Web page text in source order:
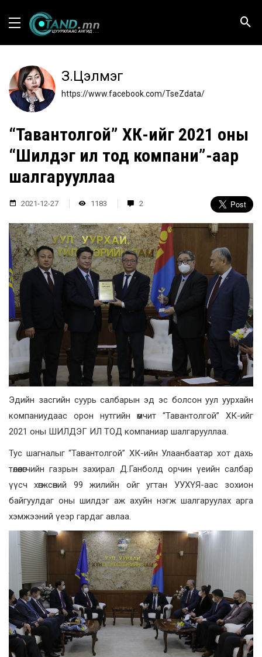
З.Цэлмэг
https://www.facebook.com/TseZdata/
“Тавантолгой” ХК-ийг 2021 оны
“Шилдэг ил тод компани”-аар
шалгарууллаа
2021-12-27 1183 2
Эдийн засгийн суурь салбарын эд эс болсон уул уурхайн
компаниудаас орон нутгийн өмчит “Тавантолгой” ХК-ийг
2021 оны ШИЛДЭГ ИЛ ТОД компаниар шалгарууллаа.
Тус шагналыг “Тавантолгой” ХК-ийн Улаанбаатар хот дахь
төлөөлөгчийн газрын захирал Д.Ганболд орчин үеийн салбар
үүсч хөгжсөний 99 жилийн ойг угтан УУХҮЯ-аас зохион
байгуулдаг оны шилдэг аж ахуйн нэгж шалгаруулах арга
хэмжээний үеэр гардаг авлаа.